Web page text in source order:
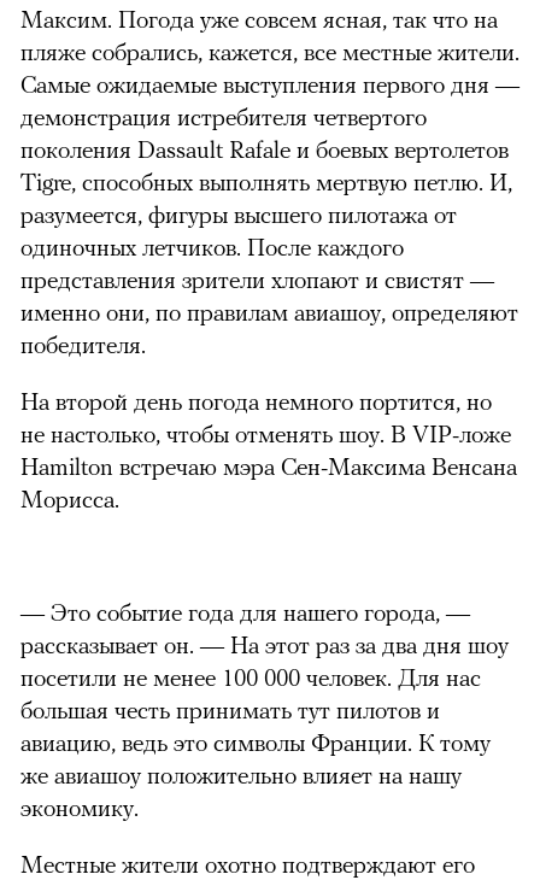
Максим. Погода уже совсем ясная, так что на
пляже собрались, кажется, все местные жители.
Самые ожидаемые выступления первого дня —
демонстрация истребителя четвертого
поколения Dassault Rafale и боевых вертолетов
Tigre, способных выполнять мертвую петлю. И,
разумеется, фигуры высшего пилотажа от
одиночных летчиков. После каждого
представления зрители хлопают и свистят —
именно они, по правилам авиашоу, определяют
победителя.
На второй день погода немного портится, но
не настолько, чтобы отменять шоу. В VIP-ложе
Hamilton встречаю мэра Сен-Максима Венсана
Морисса.
— Это событие года для нашего города, —
рассказывает он. — На этот раз за два дня шоу
посетили не менее 100 000 человек. Для нас
большая честь принимать тут пилотов и
авиацию, ведь это символы Франции. К тому
же авиашоу положительно влияет на нашу
экономику.
Местные жители охотно подтверждают его